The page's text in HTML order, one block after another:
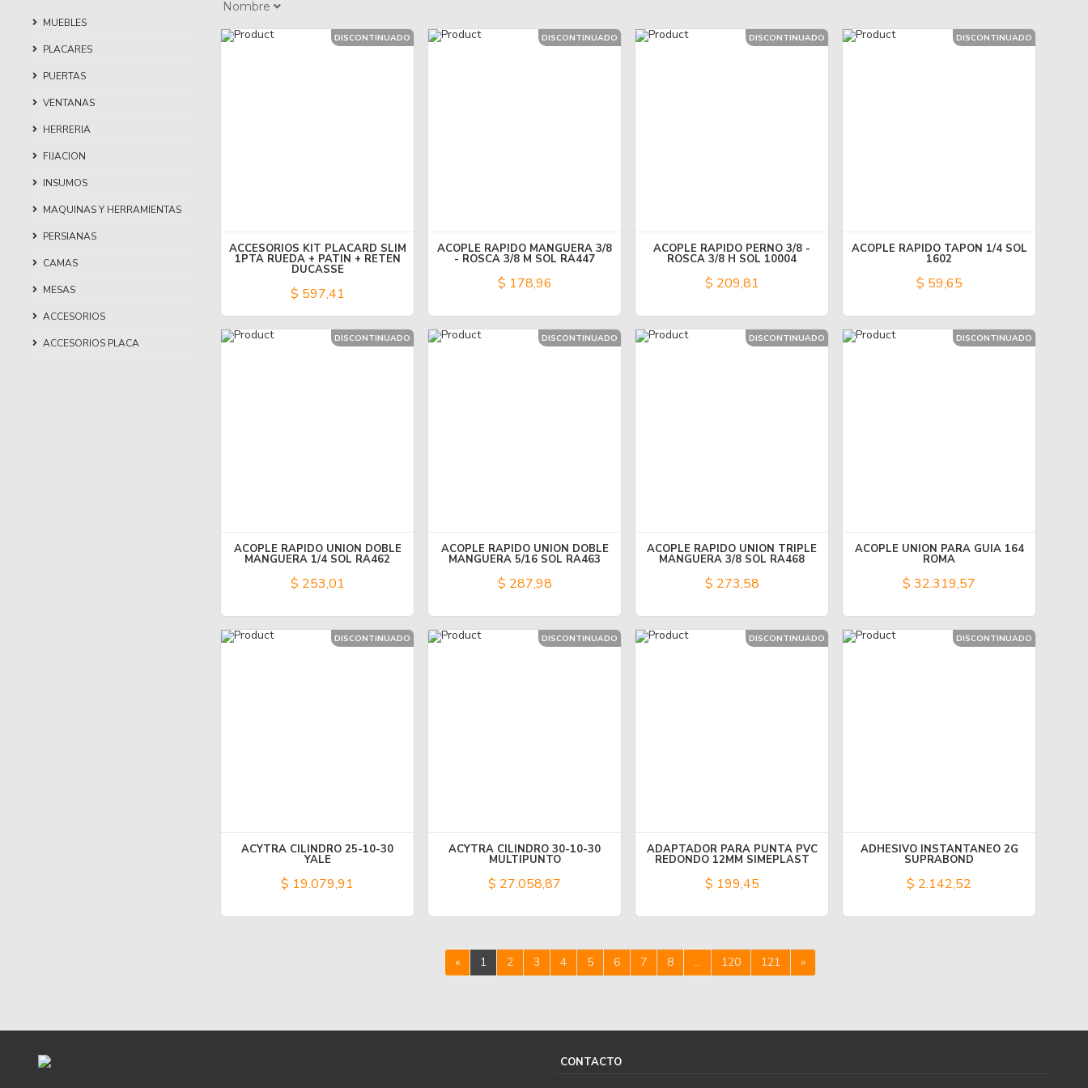
MUEBLES
PLACARES
PUERTAS
VENTANAS
HERRERIA
FIJACION
INSUMOS
MAQUINAS Y HERRAMIENTAS
PERSIANAS
CAMAS
MESAS
ACCESORIOS
ACCESORIOS PLACA
Nombre
DISCONTINUADO
ACCESORIOS KIT PLACARD SLIM
1PTA RUEDA + PATIN + RETEN
DUCASSE
$ 597,41
DISCONTINUADO
ACOPLE RAPIDO MANGUERA 3/8
- ROSCA 3/8 M SOL RA447
$ 178,96
DISCONTINUADO
ACOPLE RAPIDO PERNO 3/8 -
ROSCA 3/8 H SOL 10004
$ 209,81
DISCONTINUADO
ACOPLE RAPIDO TAPON 1/4 SOL
1602
$ 59,65
DISCONTINUADO
ACOPLE RAPIDO UNION DOBLE
MANGUERA 1/4 SOL RA462
$ 253,01
DISCONTINUADO
ACOPLE RAPIDO UNION DOBLE
MANGUERA 5/16 SOL RA463
$ 287,98
DISCONTINUADO
ACOPLE RAPIDO UNION TRIPLE
MANGUERA 3/8 SOL RA468
$ 273,58
DISCONTINUADO
ACOPLE UNION PARA GUIA 164
ROMA
$ 32.319,57
DISCONTINUADO
ACYTRA CILINDRO 25-10-30
YALE
$ 19.079,91
DISCONTINUADO
ACYTRA CILINDRO 30-10-30
MULTIPUNTO
$ 27.058,87
DISCONTINUADO
ADAPTADOR PARA PUNTA PVC
REDONDO 12MM SIMEPLAST
$ 199,45
DISCONTINUADO
ADHESIVO INSTANTANEO 2G
SUPRABOND
$ 2.142,52
« 1 2 3 4 5 6 7 8 ... 120 121 »
CONTACTO